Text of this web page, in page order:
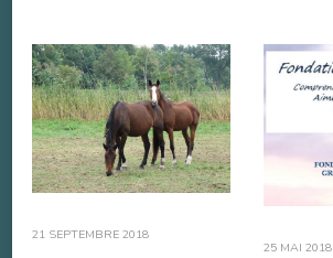
21 SEPTEMBRE 2018
25 MAI 2018